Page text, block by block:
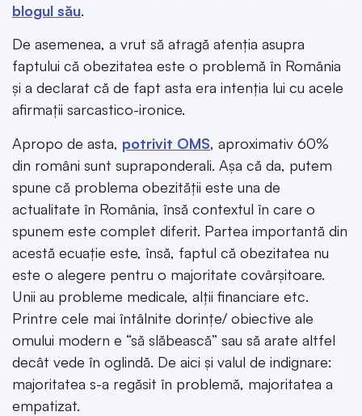
blogul său.
De asemenea, a vrut să atragă atenția asupra
faptului că obezitatea este o problemă în România
și a declarat că de fapt asta era intenția lui cu acele
afirmații sarcastico-ironice.
Apropo de asta, potrivit OMS, aproximativ 60%
din români sunt supraponderali. Așa că da, putem
spune că problema obezității este una de
actualitate în România, însă contextul în care o
spunem este complet diferit. Partea importantă din
acestă ecuație este, însă, faptul că obezitatea nu
este o alegere pentru o majoritate covârșitoare.
Unii au probleme medicale, alții financiare etc.
Printre cele mai întâlnite dorințe/ obiective ale
omului modern e “să slăbească” sau să arate altfel
decât vede în oglindă. De aici și valul de indignare:
majoritatea s-a regăsit în problemă, majoritatea a
empatizat.